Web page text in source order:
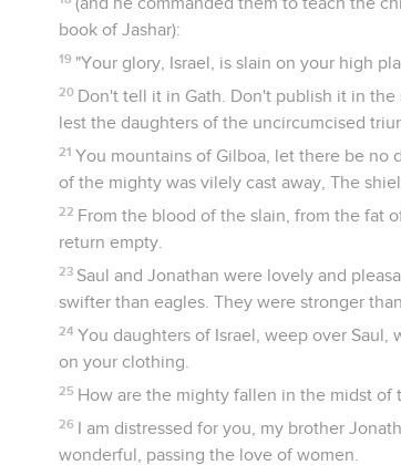
book of Jashar):
19 "Your glory, Israel, is slain on your high
20 Don't tell it in Gath. Don't publish it in
lest the daughters of the uncircumcised
21 You mountains of Gilboa, let there be no
of the mighty was vilely cast away, The
22 From the blood of the slain, from the fat
return empty.
23 Saul and Jonathan were lovely and
swifter than eagles. They were stronger
24 You daughters of Israel, weep over
on your clothing.
25 How are the mighty fallen in the midst of
26 I am distressed for you, my brother
wonderful, passing the love of women.